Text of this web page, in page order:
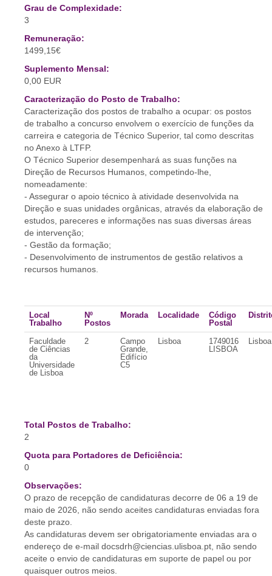
Grau de Complexidade:
3
Remuneração:
1499,15€
Suplemento Mensal:
0,00 EUR
Caracterização do Posto de Trabalho:
Caracterização dos postos de trabalho a ocupar: os postos
de trabalho a concurso envolvem o exercício de funções da
carreira e categoria de Técnico Superior, tal como descritas
no Anexo à LTFP.
O Técnico Superior desempenhará as suas funções na
Direção de Recursos Humanos, competindo-lhe,
nomeadamente:
- Assegurar o apoio técnico à atividade desenvolvida na
Direção e suas unidades orgânicas, através da elaboração de
estudos, pareceres e informações nas suas diversas áreas
de intervenção;
- Gestão da formação;
- Desenvolvimento de instrumentos de gestão relativos a
recursos humanos.
Local
Trabalho
Nº
Postos
Morada Localidade
Código
Postal
Faculdade
de Ciências
da
Universidade
de Lisboa
2
Campo
Grande,
Edifício
C5
Lisboa
1749016
LISBOA
Lisboa
Total Postos de Trabalho:
2
Quota para Portadores de Deficiência:
0
Observações:
O prazo de recepção de candidaturas decorre de 06 a 19 de
maio de 2026, não sendo aceites candidaturas enviadas fora
deste prazo.
As candidaturas devem ser obrigatoriamente enviadas ara o
endereço de e-mail docsdrh@ciencias.ulisboa.pt, não sendo
aceite o envio de candidaturas em suporte de papel ou por
quaisquer outros meios.